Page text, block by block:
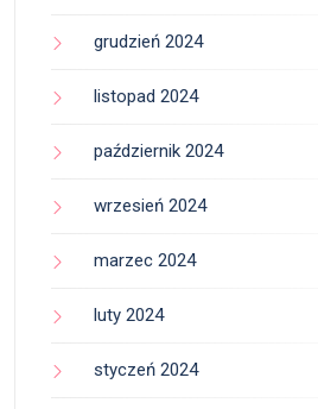
grudzień 2024
listopad 2024
październik 2024
wrzesień 2024
marzec 2024
luty 2024
styczeń 2024